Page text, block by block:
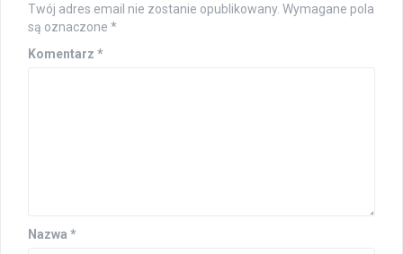
Twój adres email nie zostanie opublikowany. Wymagane pola
są oznaczone *
Komentarz *
Nazwa *